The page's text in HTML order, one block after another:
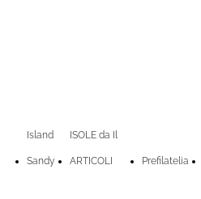
Island ISOLE da Il
Sandy ARTICOLI Prefilatelia